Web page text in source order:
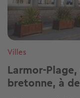
Villes
Larmor-
bretonne, à